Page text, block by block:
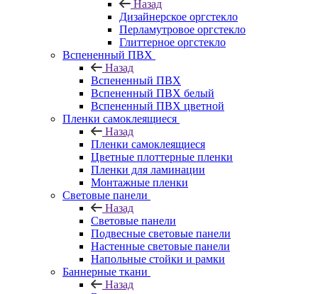
Назад
Дизайнерское оргстекло
Перламутровое оргстекло
Глиттерное оргстекло
Вспененный ПВХ
Назад
Вспененный ПВХ
Вспененный ПВХ белый
Вспененный ПВХ цветной
Пленки самоклеящиеся
Назад
Пленки самоклеящиеся
Цветные плоттерные пленки
Пленки для ламинации
Монтажные пленки
Световые панели
Назад
Световые панели
Подвесные световые панели
Настенные световые панели
Напольные стойки и рамки
Баннерные ткани
Назад